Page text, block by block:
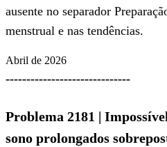
ausente no separador
menstrual e nas tendências.
Abril de 2026
------------------------------
Problema 2181 |
sono prolongados